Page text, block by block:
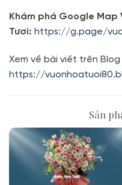
Khám phá Google Map
Tươi: https://g.page/
Xem về bài viết trên Blog
https://
Sản